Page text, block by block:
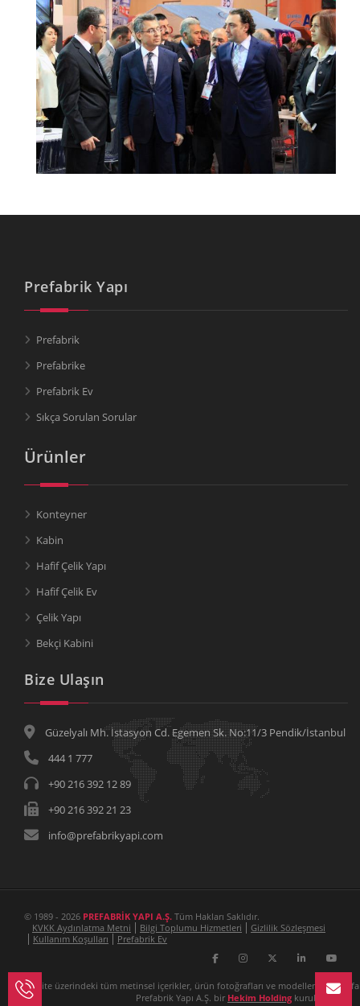
Prefabrik Yapı
Prefabrik
Prefabrike
Prefabrik Ev
Sıkça Sorulan Sorular
Ürünler
Konteyner
Kabin
Hafif Çelik Yapı
Hafif Çelik Ev
Çelik Yapı
Bekçi Kabini
Bize Ulaşın
Güzelyalı Mh. İstasyon Cd. Egemen Sk. No:11/3 Pendik/İstanbul
444 1 777
+90 216 392 12 89
+90 216 392 21 23
info@prefabrikyapi.com
© 1989 - 2026 PREFABRİK YAPI A.Ş. Tüm Hakları Saklıdır.
KVKK Aydınlatma Metni
Bilgi Toplumu Hizmetleri
Gizlilik Sözleşmesi
Kullanım Koşulları
Prefabrik Ev
Bu site üzerindeki tüm metinsel içerikler, ürün fotoğrafları ve modellemeler
Prefabrik Yapı A.Ş. bir Hekim Holding kuruluşudur.